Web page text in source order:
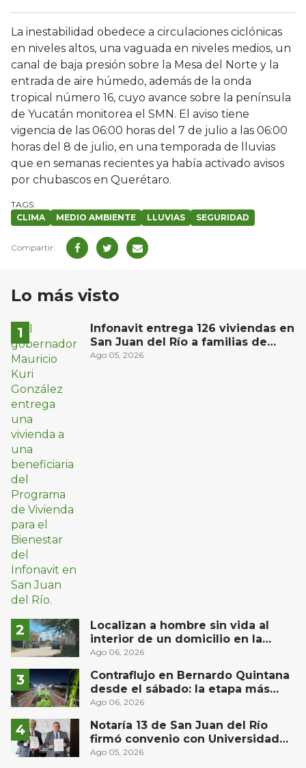
La inestabilidad obedece a circulaciones ciclónicas
en niveles altos, una vaguada en niveles medios, un
canal de baja presión sobre la Mesa del Norte y la
entrada de aire húmedo, además de la onda
tropical número 16, cuyo avance sobre la península
de Yucatán monitorea el SMN. El aviso tiene
vigencia de las 06:00 horas del 7 de julio a las 06:00
horas del 8 de julio, en una temporada de lluvias
que en semanas recientes ya había activado avisos
por chubascos en Querétaro.
CLIMA MEDIO AMBIENTE LLUVIAS SEGURIDAD
Lo más visto
Infonavit entrega 126 viviendas en
San Juan del Río a familias de
bajos ingresos
Ago 05, 2026
Localizan a hombre sin vida al
interior de un domicilio en la
comunidad El Rodeo, San Juan del
Ago 06, 2026
Contraflujo en Bernardo Quintana
desde el sábado: la etapa más
compleja del operativo vial
Ago 06, 2026
Notaría 13 de San Juan del Río
firmó convenio con Universidad
Privada del Bajío para recibir
Ago 05, 2026